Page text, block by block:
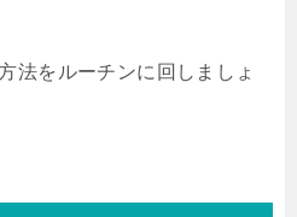
法をルーチンに回しましょ